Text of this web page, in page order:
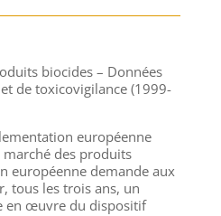
biocides – Données
de toxicovigilance (1999-
européenne
des produits
européenne demande aux
tous les trois ans, un
en œuvre du dispositif